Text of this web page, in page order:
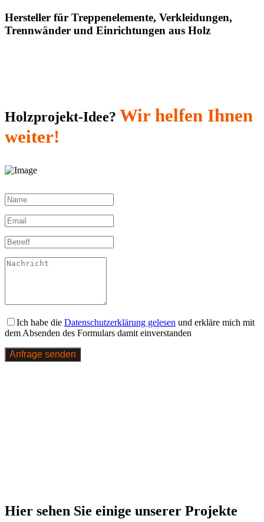
Hersteller für Treppenelemente, Verkleidungen,
Trennwänder und Einrichtungen aus Holz
Holzprojekt-Idee? Wir helfen Ihnen
weiter!
Ich habe die Datenschutzerklärung gelesen und erkläre mich mit
dem Absenden des Formulars damit einverstanden
Anfrage senden
Hier sehen Sie einige unserer Projekte